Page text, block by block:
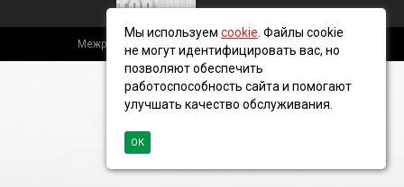
Межрегиональная кабельная компания, 2016 ©
Мы используем cookie . Файлы cookie
не могут идентифицировать вас, но
позволяют обеспечить
работоспособность сайта и помогают
улучшать качество обслуживания.
ОК